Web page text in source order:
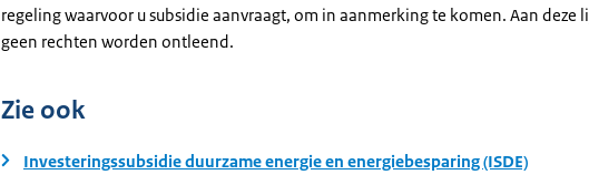
regeling waarvoor u subsidie aanvraagt, om in aanmerking te komen. Aan deze
geen rechten worden ontleend.
Zie ook
Investeringssubsidie duurzame energie en energiebesparing (ISDE)